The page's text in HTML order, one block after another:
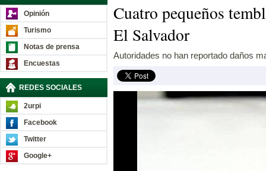
Opinión
Turismo
Notas de prensa
Encuestas
REDES SOCIALES
2urpi
Facebook
Twitter
Google+
Cuatro pequeños
El Salvador
Autoridades no han reportado daños